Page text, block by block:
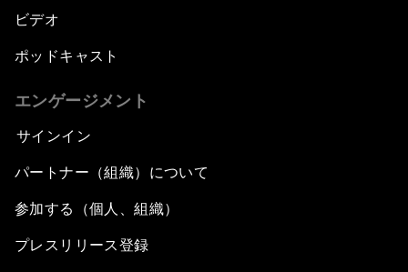
ビデオ
ポッドキャスト
エンゲージメント
サインイン
パートナー（組織）について
参加する（個人、組織）
プレスリリース登録